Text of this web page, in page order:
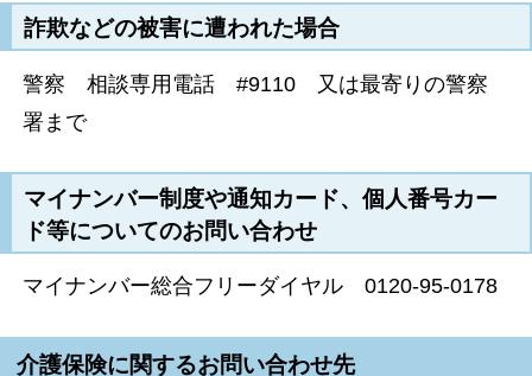
詐欺などの被害に遭われた場合
警察 相談専用電話 #9110 又は最寄りの警察
署まで
マイナンバー制度や通知カード、個人番号カー
ド等についてのお問い合わせ
マイナンバー総合フリーダイヤル 0120-95-0178
介護保険に関するお問い合わせ先